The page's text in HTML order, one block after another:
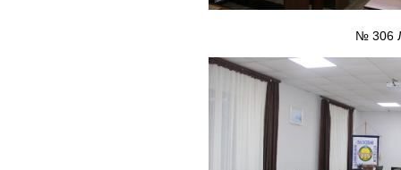
№ 306